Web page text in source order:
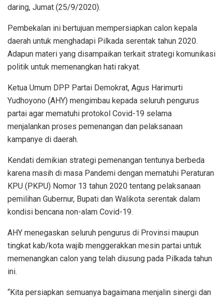
daring, Jumat (25/9/2020).
Pembekalan ini bertujuan mempersiapkan calon kepala
daerah untuk menghadapi Pilkada serentak tahun 2020.
Adapun materi yang disampaikan terkait strategi komunikasi
politik untuk memenangkan hati rakyat.
Ketua Umum DPP Partai Demokrat, Agus Harimurti
Yudhoyono (AHY) mengimbau kepada seluruh pengurus
partai agar mematuhi protokol Covid-19 selama
menjalankan proses pemenangan dan pelaksanaan
kampanye di daerah.
Kendati demikian strategi pemenangan tentunya berbeda
karena masih di masa Pandemi dengan mematuhi Peraturan
KPU (PKPU) Nomor 13 tahun 2020 tentang pelaksanaan
pemilihan Gubernur, Bupati dan Walikota serentak dalam
kondisi bencana non-alam Covid-19.
AHY menegaskan seluruh pengurus di Provinsi maupun
tingkat kab/kota wajib menggerakkan mesin partai untuk
memenangkan calon yang telah diusung pada Pilkada tahun
ini.
“Kita persiapkan semuanya bagaimana menjalin sinergi dan